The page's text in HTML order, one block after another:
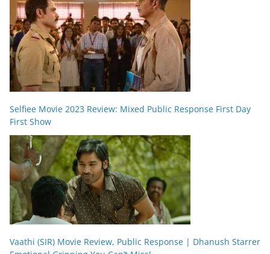
Selfiee Movie 2023 Review: Mixed Public Response First Day
First Show
Vaathi (SIR) Movie Review, Public Response | Dhanush Starrer